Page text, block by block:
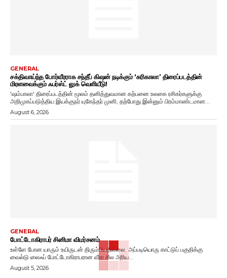
GENERAL
சக்திவாய்ந்த போர்வீரராக சந்தீப் கிஷன் நடிக்கும் ‘கரிகாலா’ திரைப்படத்தின்
மிரளவைக்கும் ஃபர்ஸ்ட் லுக் வெளியீடு!
'ஷம்பாலா' திரைப்படத்தின் மூலம் தனித்துவமான கற்பனை உலகை ரசிகர்களுக்கு
அறிமுகப்படுத்திய இயக்குநர் யுகேந்தர் முனி, தற்போது இன்னும் பிரம்மாண்டமான...
August 6, 2026
GENERAL
போட்டோகிராபர் சினிமா விமர்சனம்
உள்ளே போன யாரும் உயிருடன் திரும்பியதில்லை. அப்படியொரு காட்டுப் பகுதிக்கு
வைல்டு லைஃப் போட்டோகிராபரான வீரா சில அரிய...
August 5, 2026